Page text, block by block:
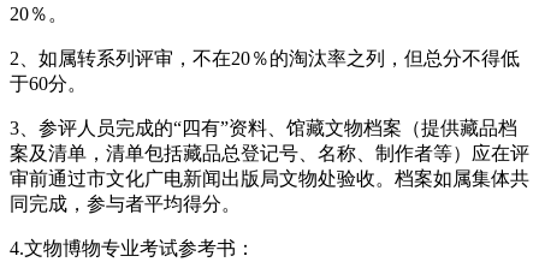
20％。
2、如属转系列评审，不在20％的淘汰率之列，但总分不得低
于60分。
3、参评人员完成的“四有”资料、馆藏文物档案（提供藏品档
案及清单，清单包括藏品总登记号、名称、制作者等）应在评
审前通过市文化广电新闻出版局文物处验收。档案如属集体共
同完成，参与者平均得分。
4.文物博物专业考试参考书：